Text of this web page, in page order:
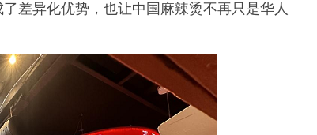
差异化优势，也让中国麻辣烫不再只是华人